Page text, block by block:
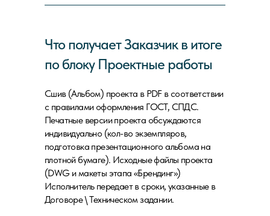
Что получает Заказчик в итоге
по блоку Проектные работы
Сшив (Альбом) проекта в PDF в соответствии
с правилами оформления ГОСТ, СПДС.
Печатные версии проекта обсуждаются
индивидуально (кол-во экземпляров,
подготовка презентационного альбома на
плотной бумаге). Исходные файлы проекта
(DWG и макеты этапа «Брендинг»)
Исполнитель передает в сроки, указанные в
Договоре \ Техническом задании.